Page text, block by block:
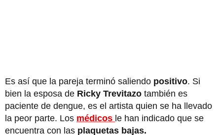
Es así que la pareja terminó saliendo positivo. Si
bien la esposa de Ricky Trevitazo también es
paciente de dengue, es el artista quien se ha llevado
la peor parte. Los médicos le han indicado que se
encuentra con las plaquetas bajas.